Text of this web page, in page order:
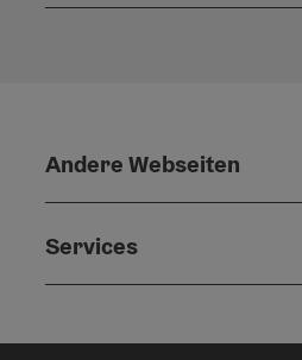
Andere Webseiten
Services